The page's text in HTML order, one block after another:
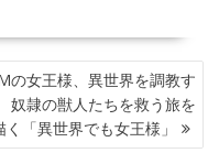
の女王様、異世界を調教す
隷の獣人たちを救う旅を
く「異世界でも女王様」